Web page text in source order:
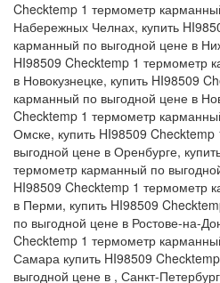
Checktemp 1 термометр
Набережных Челнах, купить
карманный по выгодной цене в
HI98509 Checktemp 1 термометр
в Новокузнецке, купить HI98509
карманный по выгодной цене в
Checktemp 1 термометр
Омске, купить HI98509
выгодной цене в Оренбурге,
термометр карманный по
HI98509 Checktemp 1 термометр
в Перми, купить HI98509
по выгодной цене в Ростове-на-
Checktemp 1 термометр
Самара купить HI98509
выгодной цене в , Санкт-